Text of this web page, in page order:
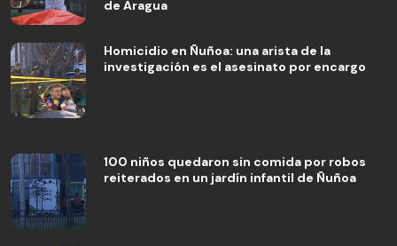
de Aragua
Homicidio en Ñuñoa: una arista de la
investigación es el asesinato por encargo
100 niños quedaron sin comida por robos
reiterados en un jardín infantil de Ñuñoa